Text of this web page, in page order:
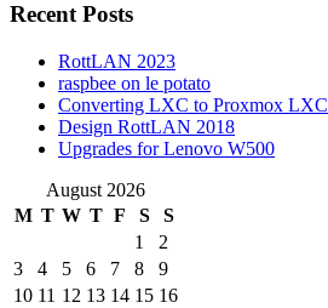
Recent Posts
RottLAN 2023
raspbee on le potato
Converting LXC to Proxmox LXC
Design RottLAN 2018
Upgrades for Lenovo W500
August 2026
M T W T F S
S
1
2
3
4 5 6 7 8
9
10 11 12 13 14 15 16